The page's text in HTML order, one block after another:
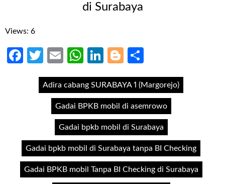
di Surabaya
Views: 6
Facebook
Twitter
EmailWhatsApp
LinkedIn
Blogger
Adira cabang SURABAYA 1 (Margorejo)
Gadai BPKB mobil di asemrowo
Gadai bpkb mobil di Surabaya
Gadai bpkb mobil di Surabaya tanpa BI Checking
Gadai BPKB mobil Tanpa BI Checking di Surabaya